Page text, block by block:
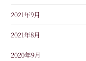
2021年9月
2021年8月
2020年9月